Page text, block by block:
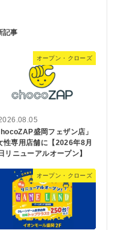
オープン・クローズ
盛岡フェザン店」
性専用店舗に【2026年8月
リニューアルオープン】
オープン・クローズ